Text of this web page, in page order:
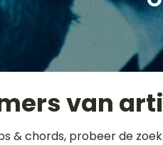
van
& chords, probeer de